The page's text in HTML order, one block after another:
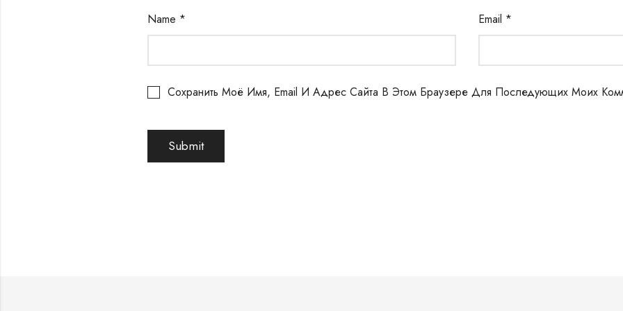
Name * Email *
Сохранить Моё Имя, Email И Адрес Сайта В Этом Браузере Для Последующих Моих